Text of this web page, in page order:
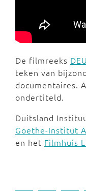
De filmreeks
teken van
documentaires.
ondertiteld.
Duitsland
Goethe-Institut
en het Filmhuis